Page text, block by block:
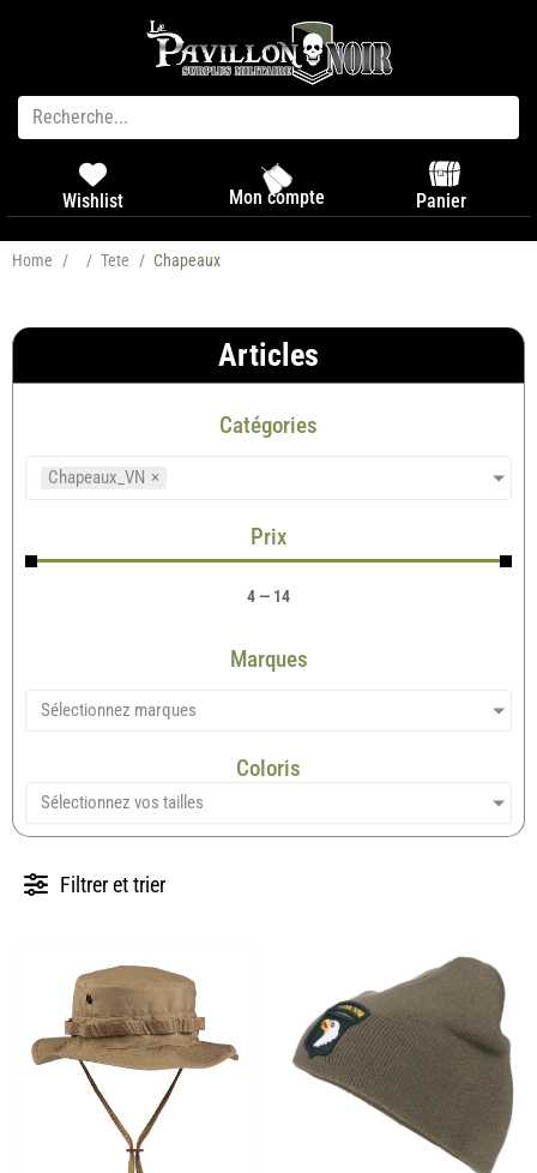
Wishlist Mon compte Panier
Home / / Tete / Chapeaux
Articles
Catégories
Chapeaux_VN ×
Prix
4 — 14
Marques
Sélectionnez marques
Coloris
Sélectionnez vos tailles
Filtrer et trier